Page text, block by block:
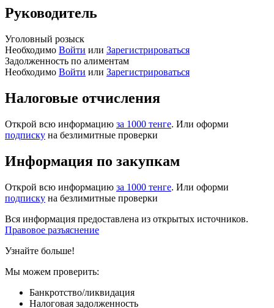
Руководитель
Уголовный розыск
Необходимо Войти или Зарегистрироваться
Задолженность по алиментам
Необходимо Войти или Зарегистрироваться
Налоговые отчисления
Открой всю информацию за 1000 тенге. Или оформи
подписку на безлимитные проверки
Информация по закупкам
Открой всю информацию за 1000 тенге. Или оформи
подписку на безлимитные проверки
Вся информация предоставлена из открытых источников.
Правовое разъяснение
Узнайте больше!
Мы можем проверить:
Банкротство/ликвидация
Налоговая задолженность